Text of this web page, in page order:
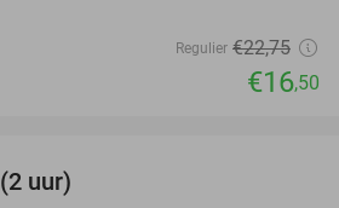
Regulier €22,75
€16,50
uur)